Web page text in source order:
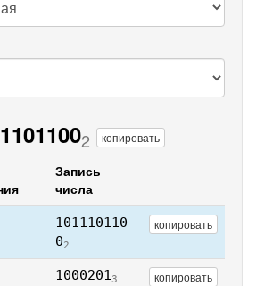
2 копировать
Запись
числа
101110110
02
копировать
10002013 копировать